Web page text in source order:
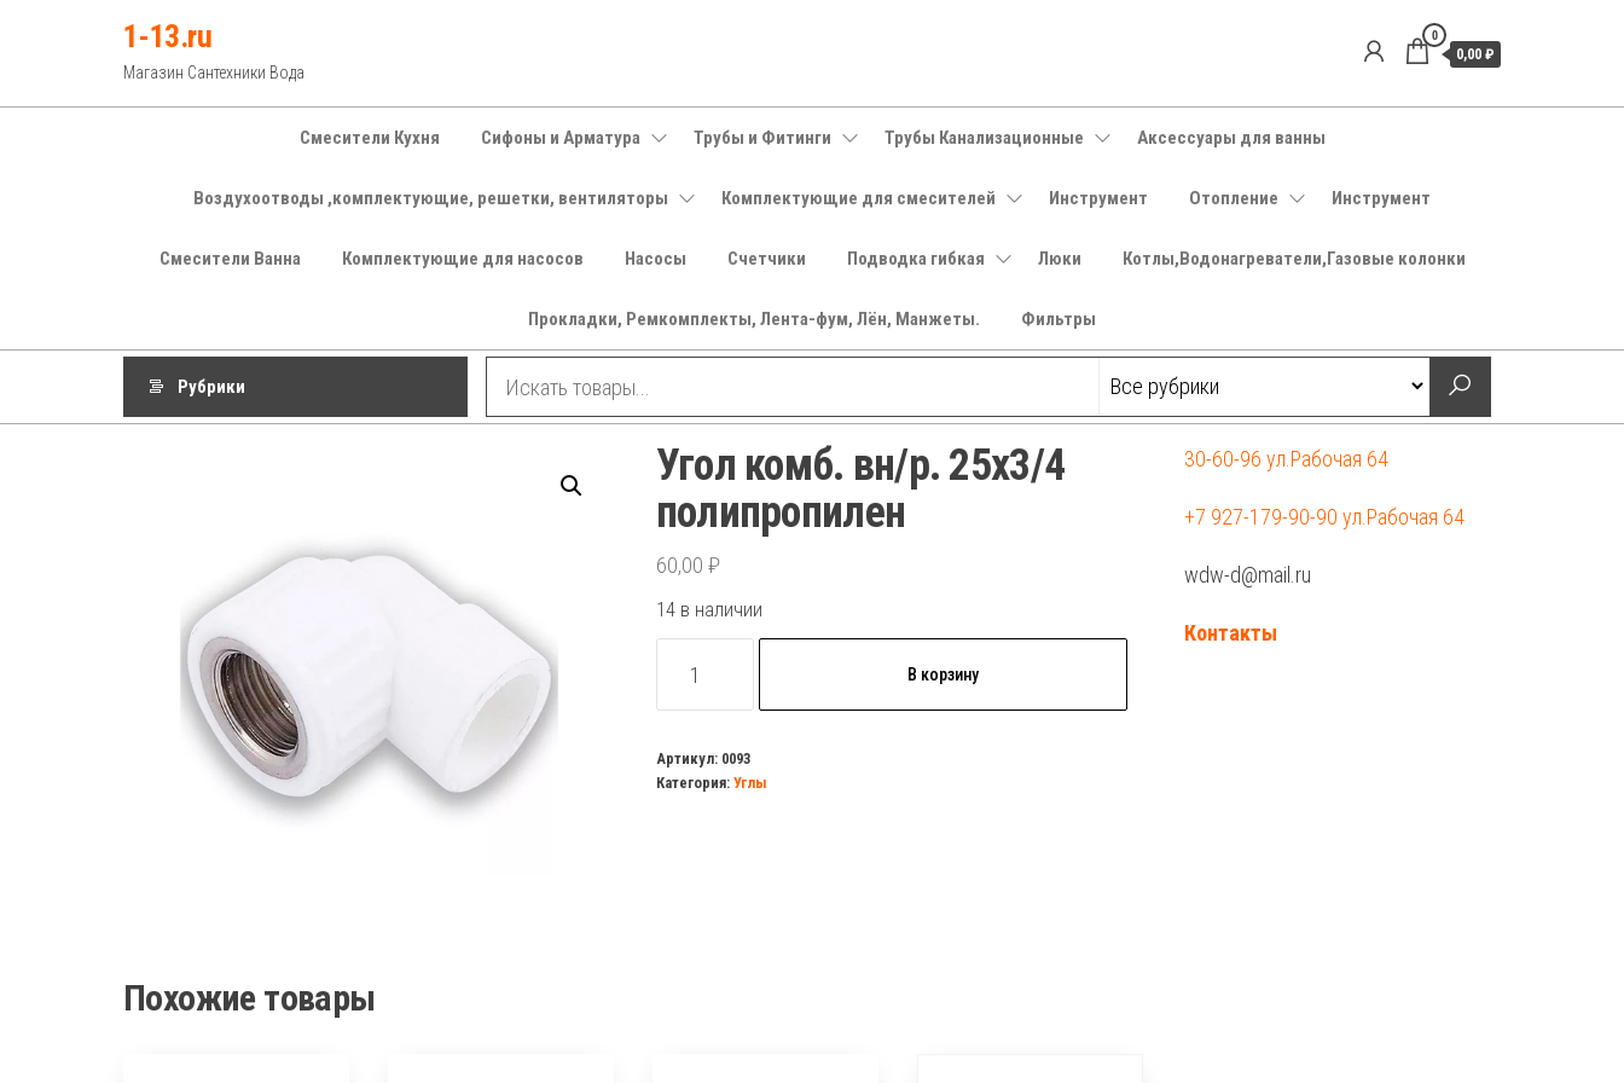
1-13.ru
Магазин Сантехники Вода
0
0,00 ₽
Смесители Кухня Сифоны и Арматура Трубы и Фитинги Трубы Канализационные Аксессуары для ванны
Воздухоотводы ,комплектующие, решетки, вентиляторы Комплектующие для смесителей Инструмент Отопление Инструмент
Смесители Ванна Комплектующие для насосов Насосы Счетчики Подводка гибкая Люки Котлы,Водонагреватели,Газовые колонки
Прокладки, Ремкомплекты, Лента-фум, Лён, Манжеты. Фильтры
Рубрики
Угол комб. вн/р. 25х3/4
полипропилен
60,00 ₽
14 в наличии
товара
комб.
вн/
В корзину
Артикул: 0093
Категория: Углы
Похожие товары
30-60-96 ул.Рабочая 64
+7 927-179-90-90 ул.Рабочая 64
wdw-d@mail.ru
Контакты